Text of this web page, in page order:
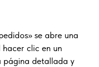
se abre una
clic en un
página detallada y